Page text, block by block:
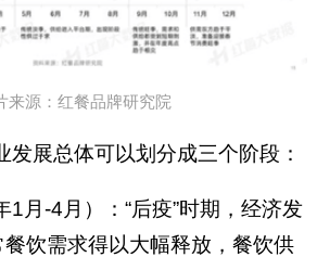
来源：红餐品牌研究院
发展总体可以划分成三个阶段：
月-4月）：“后疫”时期，经济发
饮需求得以大幅释放，餐饮供